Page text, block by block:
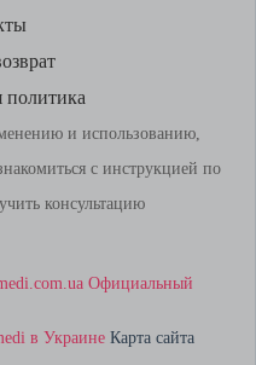
политика
и использованию,
с инструкцией по
консультацию
Официальный
в Украине Карта сайта